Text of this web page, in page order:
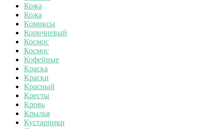
Кожа
Кожа
Комиксы
Коричневый
Космос
Космос
Кофейные
Краска
Краски
Красный
Кресты
Кровь
Крылья
Кустарники